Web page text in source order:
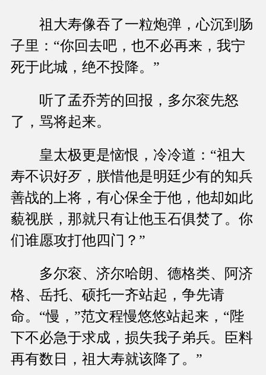
祖大寿像吞了一粒炮弹，心沉到肠
子里：“你回去吧，也不必再来，我宁
死于此城，绝不投降。”
听了孟乔芳的回报，多尔衮先怒
了，骂将起来。
皇太极更是恼恨，冷冷道：“祖大
寿不识好歹，朕惜他是明廷少有的知兵
善战的上将，有心保全于他，他却如此
藐视朕，那就只有让他玉石俱焚了。你
们谁愿攻打他四门？”
多尔衮、济尔哈朗、德格类、阿济
格、岳托、硕托一齐站起，争先请
命。“慢，”范文程慢悠悠站起来，“陛
下不必急于求成，损失我子弟兵。臣料
再有数日，祖大寿就该降了。”